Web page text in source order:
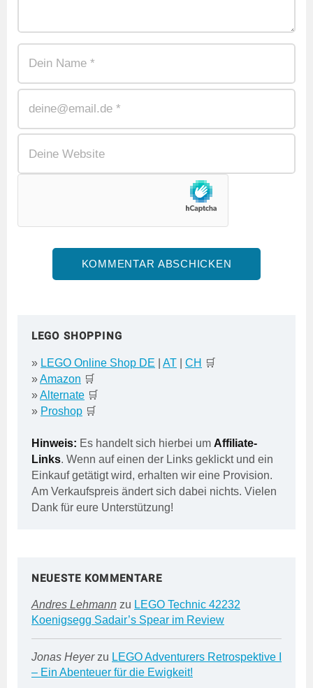
LEGO SHOPPING
» LEGO Online Shop DE AT CH 🛒
»Amazon 🛒
»Alternate 🛒
» Proshop 🛒
Hinweis: Es handelt sich hierbei um Affiliate-
Links. Wenn auf einen der Links geklickt und ein
Einkauf getätigt wird, erhalten wir eine Provision.
Am Verkaufspreis ändert sich dabei nichts. Vielen
Dank für eure Unterstützung!
NEUESTE KOMMENTARE
Andres Lehmann zu LEGO Technic 42232
Koenigsegg Sadair’s Spear im Review
Jonas Heyerzu LEGO Adventurers Retrospektive I
– Ein Abenteuer für die Ewigkeit!